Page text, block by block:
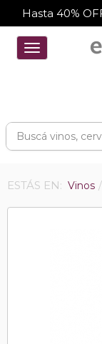
Hasta 40%
Toggle
navigation
ESTÁS EN: Vinos